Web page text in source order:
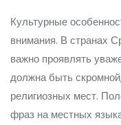
Культурные
внимания. В странах
важно проявлять
должна быть
религиозных мест.
фраз на местных